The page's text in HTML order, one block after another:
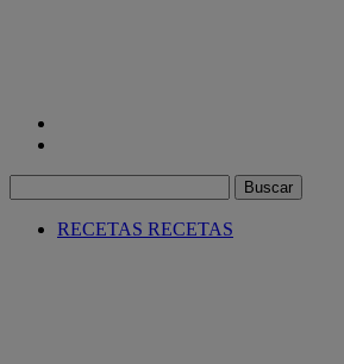
Buscar
RECETAS RECETAS